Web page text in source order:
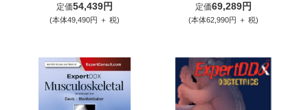
定価54,439円
(本体49,490円 ＋ 税)
定価69,289円
(本体62,990円 ＋ 税)